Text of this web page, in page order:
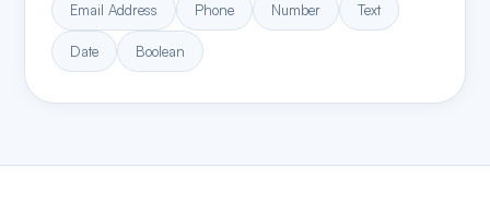
Email Address Phone Number Text
Date Boolean